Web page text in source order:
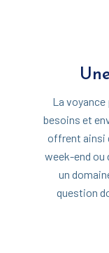
La voyance
besoins et
offrent ainsi
week-end ou
un
question